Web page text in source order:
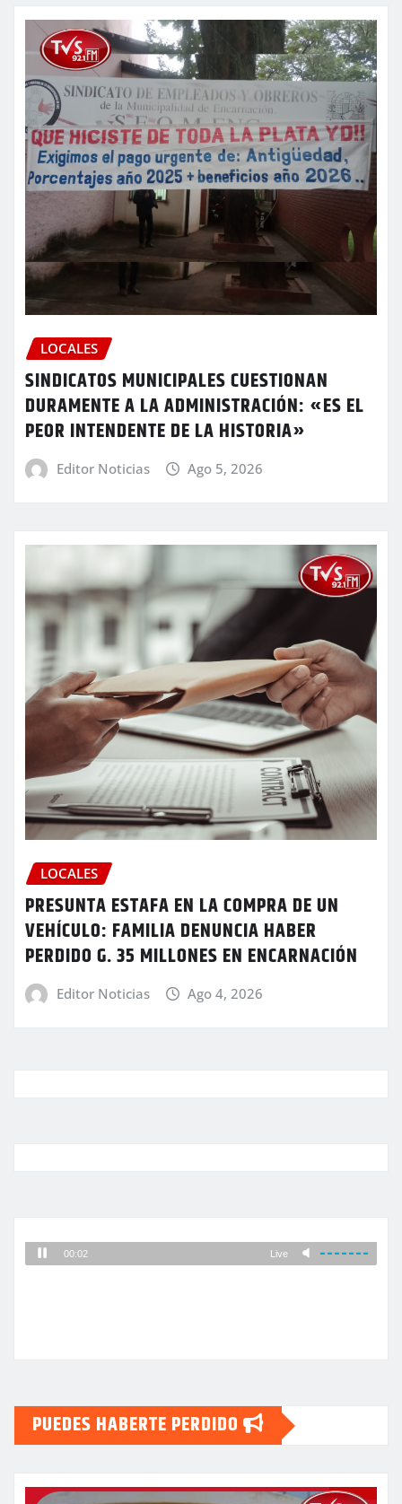
LOCALES
SINDICATOS MUNICIPALES CUESTIONAN
DURAMENTE A LA ADMINISTRACIÓN: «ES EL
PEOR INTENDENTE DE LA HISTORIA»
Editor Noticias Ago 5, 2026
LOCALES
PRESUNTA ESTAFA EN LA COMPRA DE UN
VEHÍCULO: FAMILIA DENUNCIA HABER
PERDIDO G. 35 MILLONES EN ENCARNACIÓN
Editor Noticias Ago 4, 2026
PUEDES HABERTE PERDIDO